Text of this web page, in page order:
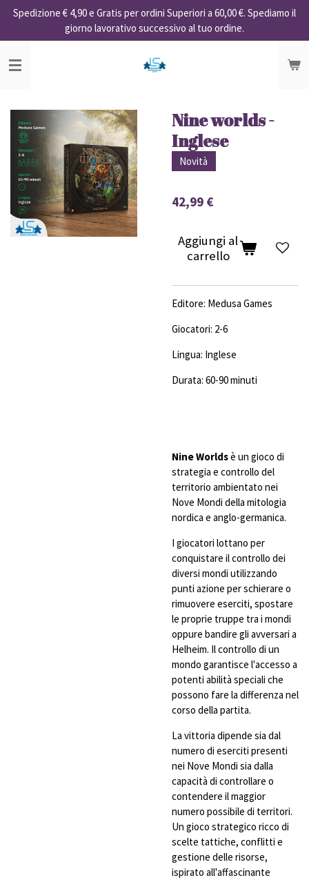
Vai
contenuto
principale
Spedizione € 4,90 e Gratis per ordini Superiori a 60,00 €. Spediamo il
giorno lavorativo successivo al tuo ordine.
Nine worlds -
Inglese
Novità
42,99 €
Aggiungi al
carrello
Editore: Medusa Games
Giocatori: 2-6
Lingua: Inglese
Durata: 60-90 minuti
Nine Worldsè un gioco di
strategia e controllo del
territorio ambientato nei
Nove Mondi della mitologia
nordica e anglo-germanica.
I giocatori lottano per
conquistare il controllo dei
diversi mondi utilizzando
punti azione per schierare o
rimuovere eserciti, spostare
le proprie truppe tra i mondi
oppure bandire gli avversari a
Helheim. Il controllo di un
mondo garantisce l'accesso a
potenti abilità speciali che
possono fare la differenza nel
corso della partita.
La vittoria dipende sia dal
numero di eserciti presenti
nei Nove Mondi sia dalla
capacità di controllare o
contendere il maggior
numero possibile di territori.
Un gioco strategico ricco di
scelte tattiche, conflitti e
gestione delle risorse,
ispirato all'affascinante